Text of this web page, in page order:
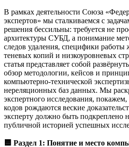
В рамках деятельности Союза
экспертов» мы сталкиваемся с
решения бессильны: требуется не
архитектуры СУБД, а понимание
следов удаления, специфики работы
теневых копий и низкоуровневых
статья представляет собой
обзор методологии, кейсов и
компьютерно-технической
нереляционных баз данных. Мы
экспертного исследования,
кодов рождаются веские
эксперту должно быть подкреплено
публичной историей успешных
🟦 Раздел 1: Понятие и место